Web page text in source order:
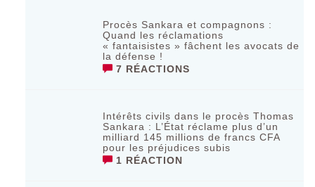
Procès Sankara et compagnons :
Quand les réclamations
« fantaisistes » fâchent les avocats de
la défense !
7 RÉACTIONS
Intérêts civils dans le procès Thomas
Sankara : L’État réclame plus d’un
milliard 145 millions de francs CFA
pour les préjudices subis
1 RÉACTION